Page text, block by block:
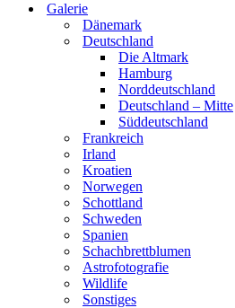
Galerie
Dänemark
Deutschland
Die Altmark
Hamburg
Norddeutschland
Deutschland – Mitte
Süddeutschland
Frankreich
Irland
Kroatien
Norwegen
Schottland
Schweden
Spanien
Schachbrettblumen
Astrofotografie
Wildlife
Sonstiges